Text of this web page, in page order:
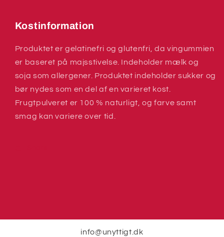
Kostinformation
Produktet er gelatinefri og glutenfri, da vingummien
er baseret på majsstivelse. Indeholder mælk og
soja som allergener. Produktet indeholder sukker og
bør nydes som en del af en varieret kost.
Frugtpulveret er 100 % naturligt, og farve samt
smag kan variere over tid.
info@unyttigt.dk